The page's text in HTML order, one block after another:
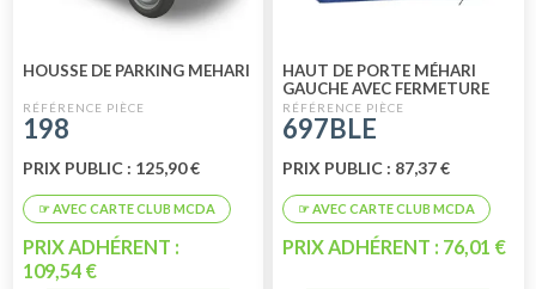
HOUSSE DE PARKING MEHARI
198
PRIX PUBLIC : 125,90 €
PRIX ADHÉRENT :
109,54 €
HAUT DE PORTE MÉHARI
GAUCHE AVEC FERMETURE
ÉCLAIR BLEU
697BLE
PRIX PUBLIC : 87,37 €
PRIX ADHÉRENT : 76,01 €